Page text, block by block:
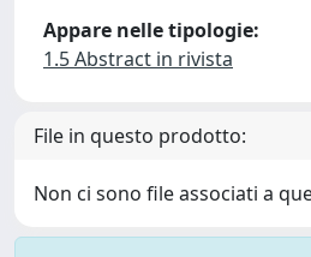
Appare nelle tipologie:
1.5 Abstract in rivista
File in questo prodotto:
Non ci sono file associati a